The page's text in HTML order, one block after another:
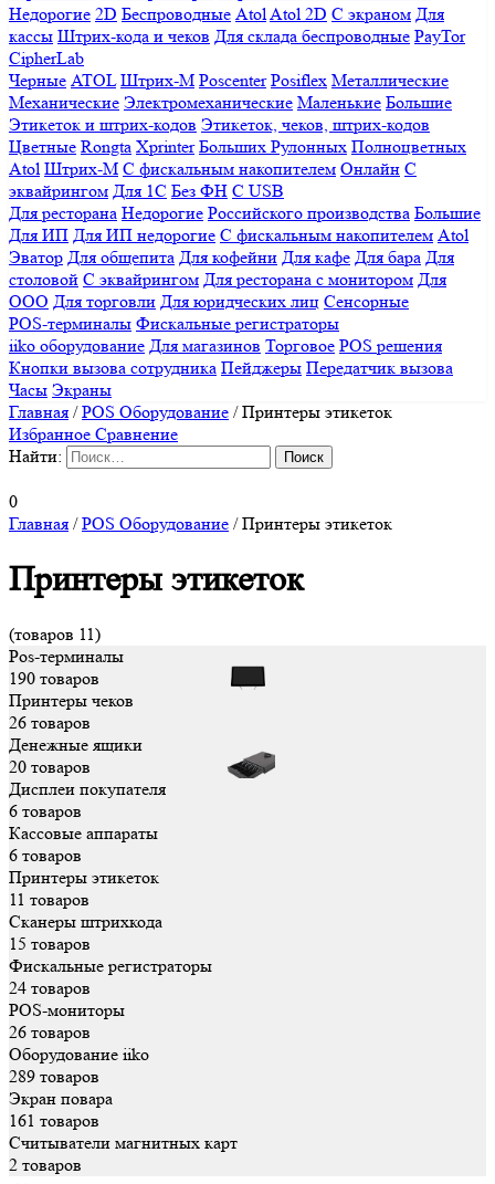
Недорогие 2D Беспроводные AtolAtol 2D С экраном Для
кассы Штрих-кода и чеков Для склада беспроводные PayTor
CipherLab
Черные ATOL Штрих-М Poscenter Posiflex Металлические
Механические Электромеханические Маленькие Большие
Этикеток и штрих-кодов Этикеток, чеков, штрих-кодов
Цветные Rongta Xprinter Больших Рулонных Полноцветных
Atol Штрих-М С фискальным накопителем Онлайн С
эквайрингом Для 1С Без ФН С USB
Для ресторана Недорогие Российского производства Большие
Для ИП Для ИП недорогие С фискальным накопителем Atol
Эватор Для общепита Для кофейни Для кафе Для бара Для
столовой С эквайрингом Для ресторана с монитором Для
ООО Для торговли Для юридческих лиц Сенсорные
POS-терминалы Фискальные регистраторы
iiko оборудование Для магазинов Торговое POS решения
Кнопки вызова сотрудника Пейджеры Передатчик вызова
Часы Экраны
Главная /POS Оборудование /Принтеры этикеток
Избранное Сравнение
Найти:
0
Главная /POS Оборудование /Принтеры этикеток
Принтеры этикеток
(товаров 11)
Pos-терминалы
190 товаров
Принтеры чеков
26 товаров
Денежные ящики
20 товаров
Дисплеи покупателя
6 товаров
Кассовые аппараты
6 товаров
Принтеры этикеток
11 товаров
Сканеры штрихкода
15 товаров
Фискальные регистраторы
24 товаров
POS-мониторы
26 товаров
Оборудование iiko
289 товаров
Экран повара
161 товаров
Считыватели магнитных карт
2 товаров